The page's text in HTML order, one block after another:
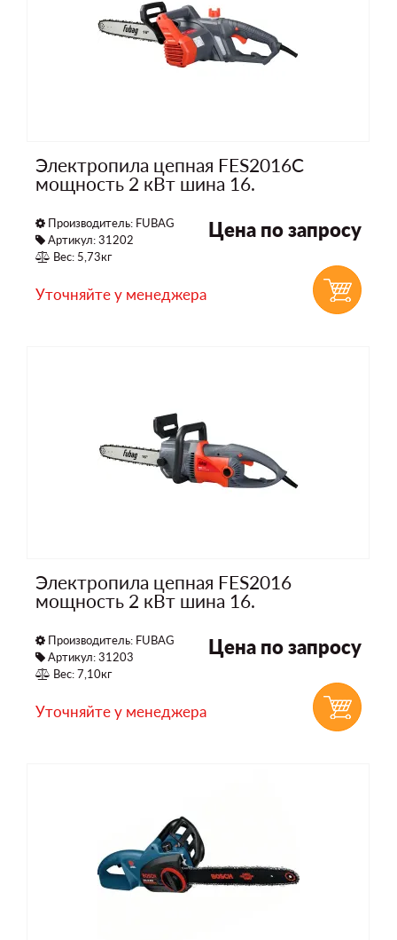
Электропила цепная FES2016С
мощность 2 кВт шина 16.
Производитель: FUBAG
Артикул: 31202
Вес: 5,73кг
Цена по запросу
Уточняйте у менеджера
Электропила цепная FES2016
мощность 2 кВт шина 16.
Производитель: FUBAG
Артикул: 31203
Вес: 7,10кг
Цена по запросу
Уточняйте у менеджера